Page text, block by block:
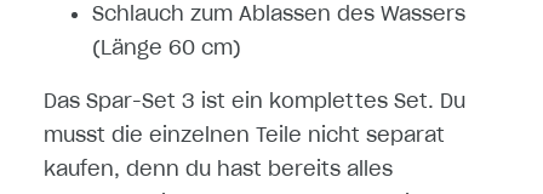
Schlauch zum Ablassen des Wassers
(Länge 60 cm)
Das Spar-Set 3 ist ein komplettes Set. Du
musst die einzelnen Teile nicht separat
kaufen, denn du hast bereits alles